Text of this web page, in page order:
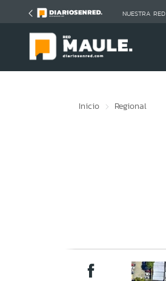
NUESTRA RED
Inicio Regional